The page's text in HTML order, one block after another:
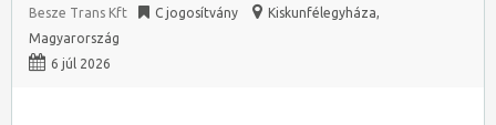
Besze Trans Kft C jogosítvány Kiskunfélegyháza,
Magyarország
6 júl 2026